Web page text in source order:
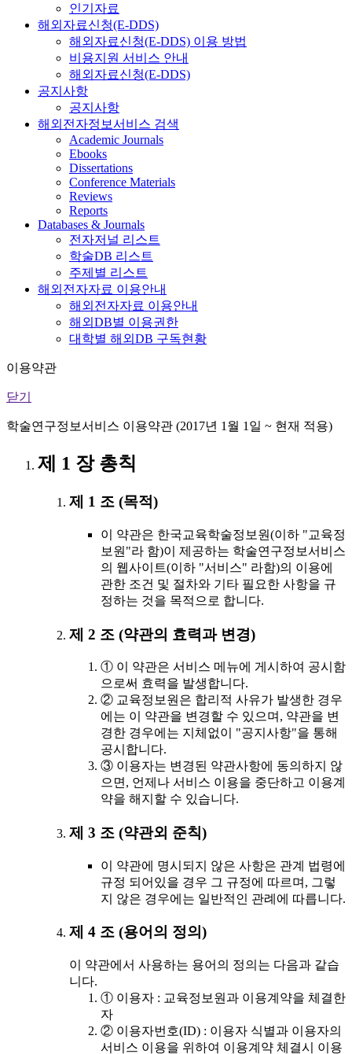
인기자료
해외자료신청(E-DDS)
해외자료신청(E-DDS) 이용 방법
비용지원 서비스 안내
해외자료신청(E-DDS)
공지사항
공지사항
해외전자정보서비스 검색
Academic Journals
Ebooks
Dissertations
Conference Materials
Reviews
Reports
Databases & Journals
전자저널 리스트
학술DB 리스트
주제별 리스트
해외전자자료 이용안내
해외전자자료 이용안내
해외DB별 이용권한
대학별 해외DB 구독현황
이용약관
닫기
학술연구정보서비스 이용약관 (2017년 1월 1일 ~ 현재 적용)
제 1 장 총칙
제 1 조 (목적)
이 약관은 한국교육학술정보원(이하 "교육정
보원"라 함)이 제공하는 학술연구정보서비스
의 웹사이트(이하 "서비스" 라함)의 이용에
관한 조건 및 절차와 기타 필요한 사항을 규
정하는 것을 목적으로 합니다.
제 2 조 (약관의 효력과 변경)
① 이 약관은 서비스 메뉴에 게시하여 공시함
으로써 효력을 발생합니다.
② 교육정보원은 합리적 사유가 발생한 경우
에는 이 약관을 변경할 수 있으며, 약관을 변
경한 경우에는 지체없이 "공지사항"을 통해
공시합니다.
③ 이용자는 변경된 약관사항에 동의하지 않
으면, 언제나 서비스 이용을 중단하고 이용계
약을 해지할 수 있습니다.
제 3 조 (약관외 준칙)
이 약관에 명시되지 않은 사항은 관계 법령에
규정 되어있을 경우 그 규정에 따르며, 그렇
지 않은 경우에는 일반적인 관례에 따릅니다.
제 4 조 (용어의 정의)
이 약관에서 사용하는 용어의 정의는 다음과 같습
니다.
① 이용자 : 교육정보원과 이용계약을 체결한
자
② 이용자번호(ID) : 이용자 식별과 이용자의
서비스 이용을 위하여 이용계약 체결시 이용